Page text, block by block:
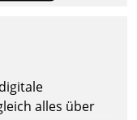
alles über